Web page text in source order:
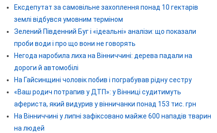
Ексдепутат за самовільне захоплення понад 10 гектарів
землі відбувся умовним терміном
Зелений Південний Буг і «ідеальні» аналізи: що показали
проби води і про що вони не говорять
Негода наробила лиха на Вінниччині: дерева падали на
дороги й автомобілі
На Гайсинщині чоловік побив і пограбував рідну сестру
«Ваш родич потрапив у ДТП»: у Вінниці судитимуть
афериста, який видурив у вінничанки понад 153 тис. грн
На Вінниччині у липні зафіксовано майже 600 нападів тварин
на людей